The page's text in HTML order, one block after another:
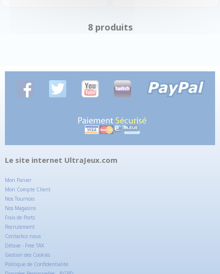
8 produits
Le site internet UltraJeux.com
Mon Panier
Mon Compte Client
Nos Tournois
Nos Magasins
Frais de Ports
Recrutement
Contactez-nous
Détaxe - Free TAX
Gestion des Cookies
Politique de Confidentialité